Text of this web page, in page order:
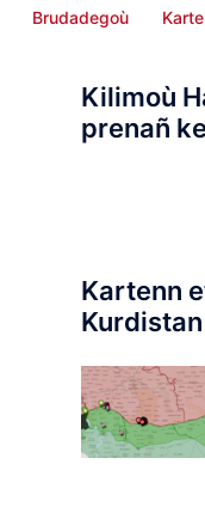
Brudadegoù
Kilimoù
prenañ
Kartenn
Kurdistan